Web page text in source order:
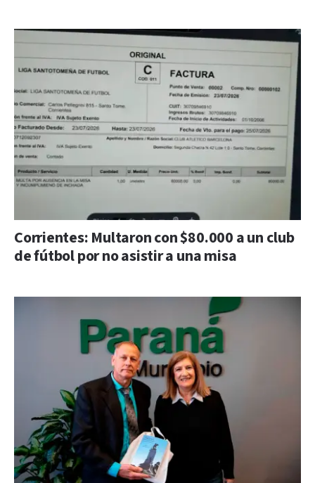
Corrientes: Multaron con $80.000 a un club
de fútbol por no asistir a una misa